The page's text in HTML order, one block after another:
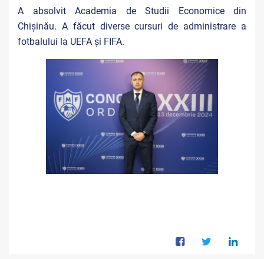
A absolvit Academia de Studii Economice din
Chișinău. A făcut diverse cursuri de administrare a
fotbalului la UEFA și FIFA.